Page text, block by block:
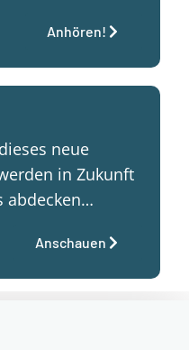
Anhören!
neue
in Zukunft
abdecken…
Anschauen